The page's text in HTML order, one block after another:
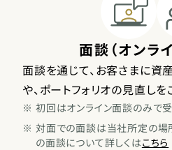
面談（オンラ
面談を通じて、お客さまに資
や、ポートフォリオの見直しを
※ 初回はオンライン面談のみで受
※ 対面での面談は当社所定の場
の面談について詳しくはこちら